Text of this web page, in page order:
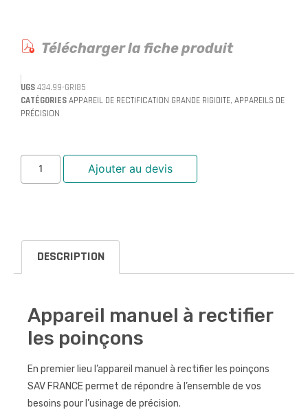
Télécharger la fiche produit
UGS434.99-GRI85
CATÉGORIESAPPAREIL DE RECTIFICATION GRANDE RIGIDITE, APPAREILS DE
PRÉCISION
Ajouter au devis
DESCRIPTION
Appareil manuel à rectifier
les poinçons
En premier lieu l’appareil manuel à rectifier les poinçons
SAV FRANCE permet de répondre à l’ensemble de vos
besoins pour l’usinage de précision.